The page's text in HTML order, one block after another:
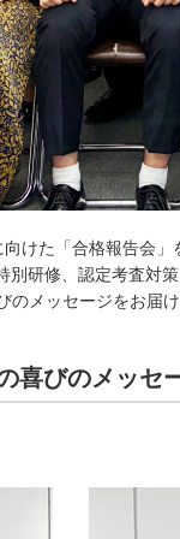
けた「合格報告会
研修、認定考査対
メッセージをお届け
喜びのメッセ